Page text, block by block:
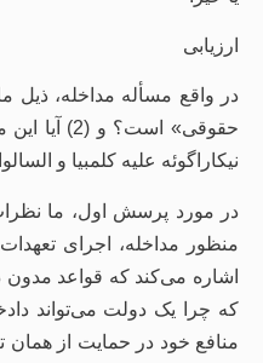
ارزیابی
حقوقی»
نیکاراگوئه علیه کلمبیا و
در مورد پرسش اول، ما
منظور مداخله، اجرای
اشاره می‌کند که قواعد
که چرا یک دولت می‌تواند
منافع خود در حمایت از همان